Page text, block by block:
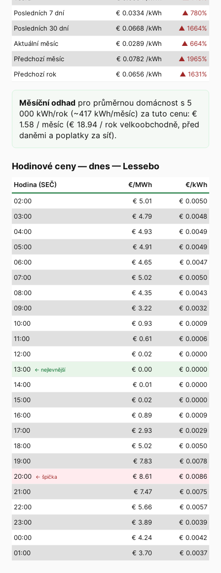
Posledních 7 dní
€ 0.0334 /kWh ▲ 780%
Posledních 30 dní
€ 0.0668 /kWh ▲ 1664%
Aktuální měsíc
€ 0.0289 /kWh ▲ 664%
Předchozí měsíc
€ 0.0782 /kWh ▲ 1965%
Předchozí rok
€ 0.0656 /kWh ▲ 1631%
Měsíční odhad pro průměrnou domácnost s 5
000 kWh/rok (~417 kWh/měsíc) za tuto cenu: €
1.58 / měsíc (€ 18.94 / rok velkoobchodně, před
daněmi a poplatky za síť).
Hodinové ceny — dnes— Lessebo
Hodina (SEČ) €/MWh €/kWh
02:00 € 5.01
€ 0.0050
03:00 € 4.79
€ 0.0048
04:00 € 4.93
€ 0.0049
05:00 € 4.91
€ 0.0049
06:00 € 4.65
€ 0.0047
07:00 € 5.02
€ 0.0050
08:00 € 4.35
€ 0.0043
09:00 € 3.22
€ 0.0032
10:00 € 0.93
€ 0.0009
11:00 € 0.61
€ 0.0006
12:00 € 0.02
€ 0.0000
13:00 ← nejlevnější € 0.00
€ 0.0000
14:00 € 0.01
€ 0.0000
15:00 € 0.02
€ 0.0000
16:00 € 0.89
€ 0.0009
17:00 € 2.93
€ 0.0029
18:00 € 5.02
€ 0.0050
19:00 € 7.83
€ 0.0078
20:00 ← špička € 8.61
€ 0.0086
21:00 € 7.47
€ 0.0075
22:00 € 5.66
€ 0.0057
23:00 € 3.89
€ 0.0039
00:00 € 4.24
€ 0.0042
01:00 € 3.70 € 0.0037